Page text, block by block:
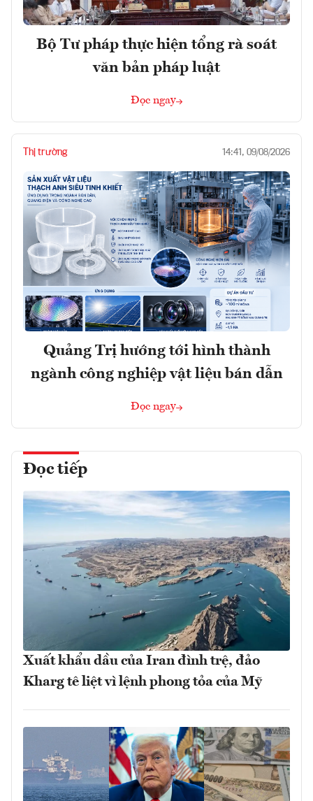
Bộ Tư pháp thực hiện tổng rà soát
văn bản pháp luật
Đọc ngay
Thị trường 14:41, 09/08/2026
Quảng Trị hướng tới hình thành
ngành công nghiệp vật liệu bán dẫn
Đọc ngay
Đọc tiếp
Xuất khẩu dầu của Iran đình trệ, đảo
Kharg tê liệt vì lệnh phong tỏa của Mỹ